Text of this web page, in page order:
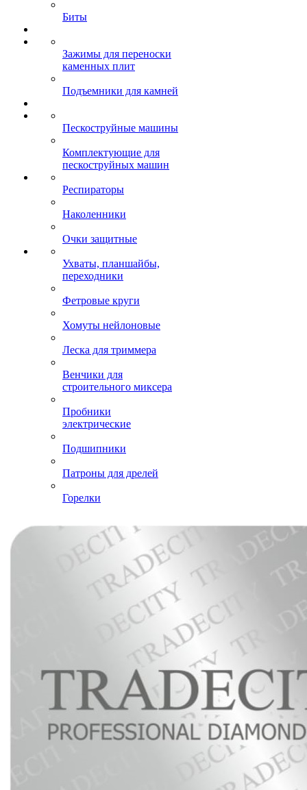
Биты
Зажимы для переноски
каменных плит
Подъемники для камней
Пескоструйные машины
Комплектующие для
пескоструйных машин
Респираторы
Наколенники
Очки защитные
Ухваты, планшайбы,
переходники
Фетровые круги
Хомуты нейлоновые
Леска для триммера
Венчики для
строительного миксера
Пробники
электрические
Подшипники
Патроны для дрелей
Горелки